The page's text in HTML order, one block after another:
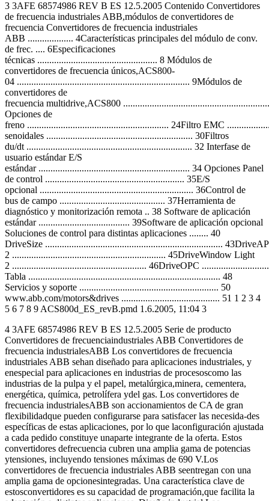
3 3AFE 68574986 REV B ES 12.5.2005 Contenido Convertidores
de frecuencia industriales ABB,módulos de convertidores de
frecuencia Convertidores de frecuencia industriales
ABB ................... 4Características principales del módulo de conv.
de frec. .... 6Especificaciones
técnicas .................................................. 8 Módulos de
convertidores de frecuencia únicos,ACS800-
04 ........................................................................ 9Módulos de
convertidores de
frecuencia multidrive,ACS800
Opciones de
freno ........................................................... 24Filtro EMC
senoidales ............................................................. 30Filtros
du/dt ..................................................................... 32 Interfase de
usuario estándar E/S
estándar ............................................................... 34 Opciones Panel
de control .......................................................... 35E/S
opcional ................................................................ 36Control de
bus de campo ............................................ 37Herramienta de
diagnóstico y monitorización remota .. 38 Software de aplicación
estándar ...................................... 39Software de aplicación opcional
Soluciones de control para distintas aplicaciones ........ 40
DriveSize ..........................................................................
2 ................................................................ 45DriveWindow Light
2 ........................................................ 46DriveOPC
Tabla ................................................................................ 48
Servicios y soporte .......................................................... 50
www.abb.com/motors&drives ......................................... 51 1 2 3 4
5 6 7 8 9 ACS800d_ES_revB.pmd 1.6.2005, 11:04 3
4 3AFE 68574986 REV B ES 12.5.2005 Serie de producto
Convertidores de frecuenciaindustriales ABB Convertidores de
frecuencia industrialesABB Los convertidores de frecuencia
industriales ABB sehan diseñado para aplicaciones industriales, y
enespecial para aplicaciones en industrias de procesoscomo las
industrias de la pulpa y el papel, metalúrgica,minera, cementera,
energética, química, petrolífera ydel gas. Los convertidores de
frecuencia industrialesABB son accionamientos de CA de gran
flexibilidadque pueden configurarse para satisfacer las necesida-des
específicas de estas aplicaciones, por lo que laconfiguración ajustada
a cada pedido constituye unaparte integrante de la oferta. Estos
convertidores defrecuencia cubren una amplia gama de potencias
ytensiones, incluyendo tensiones máximas de 690 V.Los
convertidores de frecuencia industriales ABB seentregan con una
amplia gama de opcionesintegradas. Una característica clave de
estosconvertidores es su capacidad de programación,que facilita la